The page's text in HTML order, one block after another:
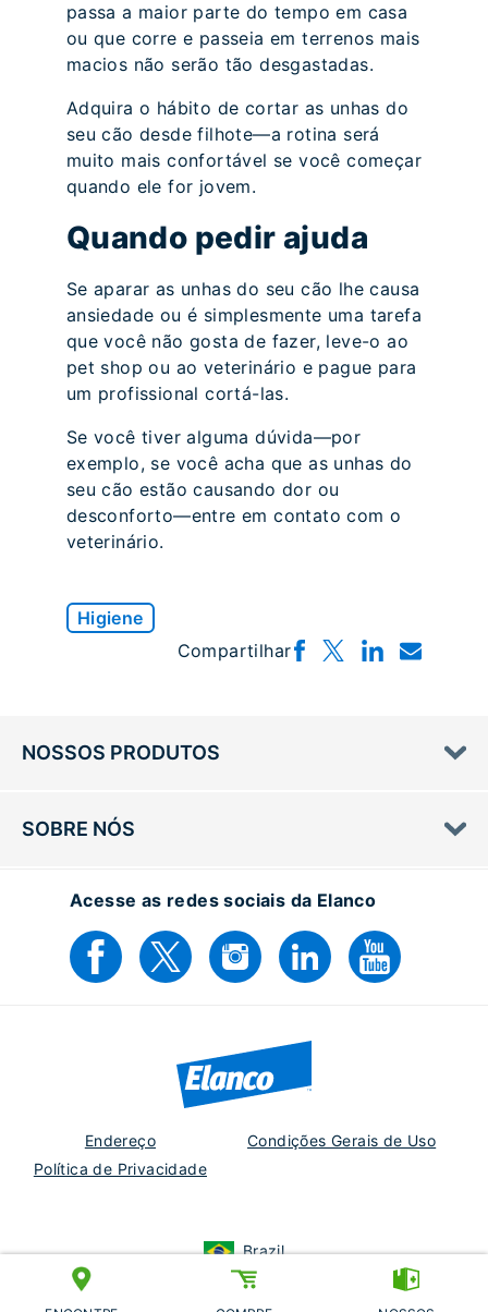
passa a maior parte do tempo em casa
ou que corre e passeia em terrenos mais
macios não serão tão desgastadas.
Adquira o hábito de cortar as unhas do
seu cão desde filhote—a rotina será
muito mais confortável se você começar
quando ele for jovem.
Quando pedir ajuda
Se aparar as unhas do seu cão lhe causa
ansiedade ou é simplesmente uma tarefa
que você não gosta de fazer, leve-o ao
pet shop ou ao veterinário e pague para
um profissional cortá-las.
Se você tiver alguma dúvida—por
exemplo, se você acha que as unhas do
seu cão estão causando dor ou
desconforto—entre em contato com o
veterinário.
Higiene
Compartilhar
NOSSOS PRODUTOS
SOBRE NÓS
Acesse as redes sociais da Elanco
Endereço
Condições Gerais de Uso
Política de Privacidade
Brazil
EM-BR-25-0032
Elanco e o logotipo da barra diagonal são marcas registradas da Elanco